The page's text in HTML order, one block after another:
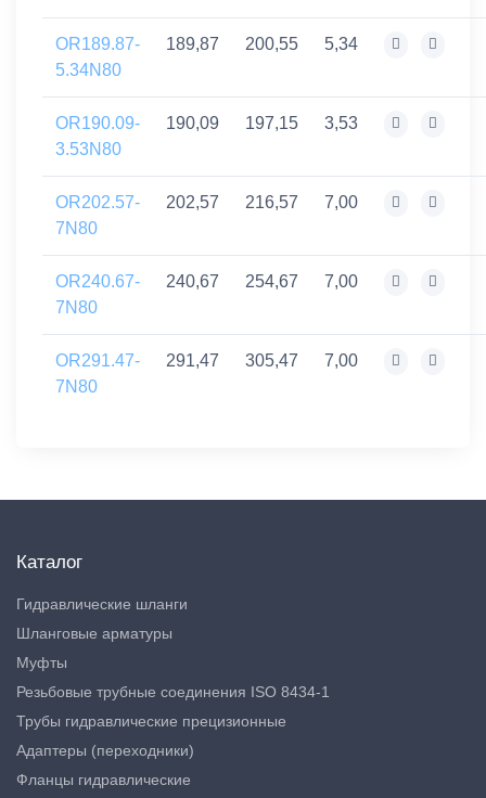
OR189.87-
5.34N80
189,87 200,55 5,34
OR190.09-
3.53N80
190,09 197,15 3,53
OR202.57-
7N80
202,57 216,57 7,00
OR240.67-
7N80
240,67 254,67 7,00
OR291.47-
7N80
291,47 305,47 7,00
Каталог
Гидравлические шланги
Шланговые арматуры
Муфты
Резьбовые трубные соединения ISO 8434-1
Трубы гидравлические прецизионные
Адаптеры (переходники)
Фланцы гидравлические